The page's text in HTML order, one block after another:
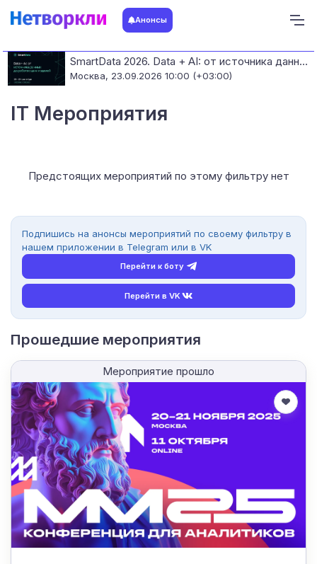
Анонсы
SmartData 2026. Data + AI: от источника данных до работающих моделей
Москва, 23.09.2026 10:00 (+03:00)
IT Мероприятия
Предстоящих мероприятий по этому фильтру нет
Подпишись на анонсы мероприятий по своему фильтру в
нашем приложении в Telegram или в VK
Перейти к боту
Перейти в VK
Прошедшие мероприятия
Мероприятие прошло